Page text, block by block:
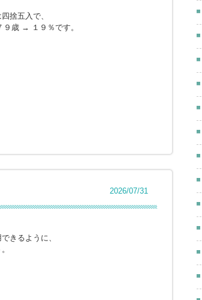
捨五入で、
歳 → １９％です。
2026/07/31
きるように、